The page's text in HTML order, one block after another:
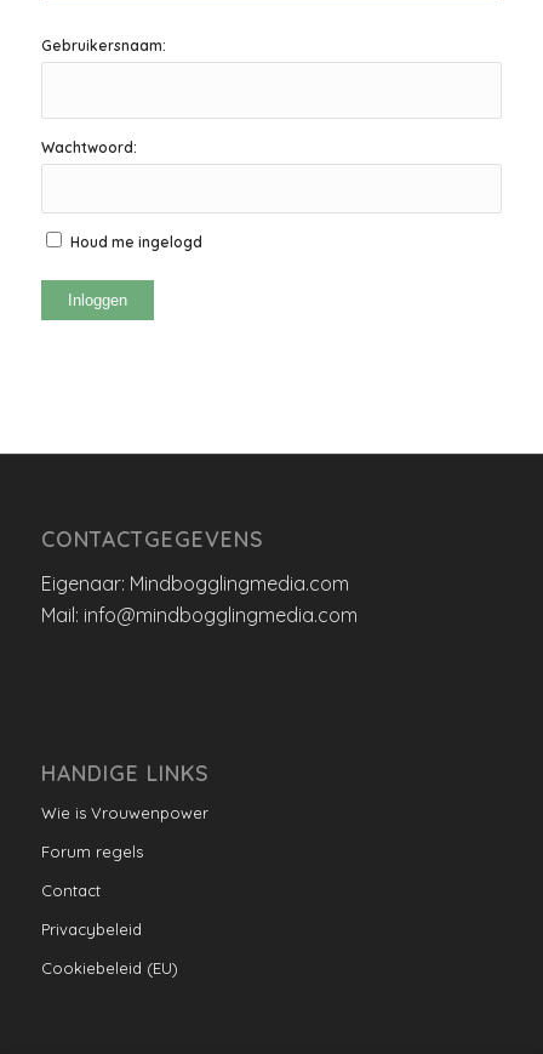
Gebruikersnaam:
Wachtwoord:
Houd me ingelogd
Inloggen
CONTACTGEGEVENS
Eigenaar: Mindbogglingmedia.com
Mail: info@mindbogglingmedia.com
HANDIGE LINKS
Wie is Vrouwenpower
Forum regels
Contact
Privacybeleid
Cookiebeleid (EU)